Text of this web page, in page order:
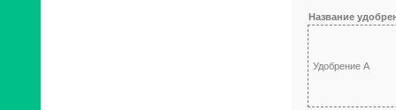
Название
Удобрение A